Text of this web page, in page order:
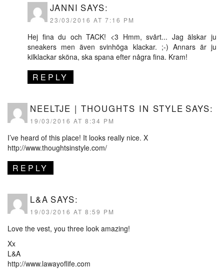
JANNI SAYS:
23/03/2016 AT 7:16 PM
Hej fina du och TACK! <3 Hmm, svårt... Jag älskar ju
sneakers men även svinhöga klackar. ;-) Annars är ju
kilklackar sköna, ska spana efter några fina. Kram!
REPLY
NEELTJE | THOUGHTS IN STYLE SAYS:
19/03/2016 AT 8:34 PM
I’ve heard of this place! It looks really nice. X
http://www.thoughtsinstyle.com/
REPLY
L&A SAYS:
19/03/2016 AT 8:59 PM
Love the vest, you three look amazing!
Xx
L&A
http://www.lawayoflife.com